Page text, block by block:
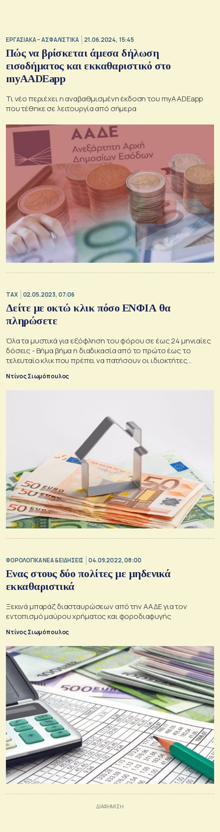
ΕΡΓΑΣΙΑΚΑ – ΑΣΦΑΛΙΣΤΙΚΑ 21.06.2024, 15:45
Πώς να βρίσκεται άμεσα δήλωση
εισοδήματος και εκκαθαριστικό στο
myAADEapp
Τι νέο περιέχει η αναβαθμισμένη έκδοση του myAADEapp
που τέθηκε σε λειτουργία από σήμερα
TAX 02.05.2023, 07:06
Δείτε με οκτώ κλικ πόσο ΕΝΦΙΑ θα
πληρώσετε
Όλα τα μυστικά για εξόφληση του φόρου σε έως 24 μηνιαίες
δόσεις - Βήμα βήμα η διαδικασία από το πρώτο έως το
τελευταίο κλικ που πρέπει να πατήσουν οι ιδιοκτήτες
Ντίνος Σιωμόπουλος
ΦΟΡΟΛΟΓΙΚΑ ΝΕΑ & EΙΔΗΣΕΙΣ 04.09.2022, 08:00
Ενας στους δύο πολίτες με μηδενικά
εκκαθαριστικά
Ξεκινά μπαράζ διασταυρώσεων από την ΑΑΔΕ για τον
εντοπισμό μαύρου χρήματος και φοροδιαφυγής
Ντίνος Σιωμόπουλος